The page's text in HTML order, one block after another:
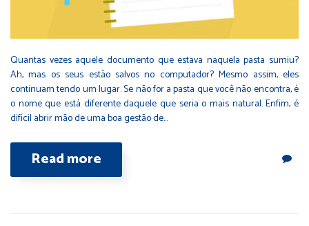
Quantas vezes aquele documento que estava naquela pasta sumiu?
Ah, mas os seus estão salvos no computador? Mesmo assim, eles
continuam tendo um lugar. Se não for a pasta que você não encontra, é
o nome que está diferente daquele que seria o mais natural. Enfim, é
difícil abrir mão de uma boa gestão de…
Read more